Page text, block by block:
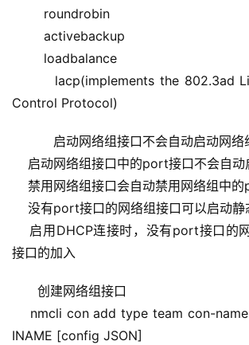
roundrobin
activebackup
loadbalance
lacp(implements the 802.3ad
Control Protocol)
启动网络组接口不会自动启动网络
启动网络组接口中的port接口不会自动
禁用网络组接口会自动禁用网络组中的
没有port接口的网络组接口可以启动静
启用DHCP连接时，没有port接口的
接口的加入
创建网络组接口
nmcli con add type team con-name
INAME [config JSON]